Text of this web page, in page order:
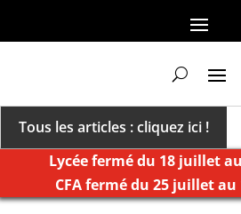
Tous les articles : cliquez ici !
vers un millésime des extrêmes »
Lycée fermé du 18 juillet
CFA fermé du 25 juillet